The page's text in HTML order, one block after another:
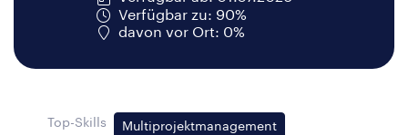
Verfügbar zu: 90%
davon vor Ort: 0%
Top-Skills Multiprojektmanagement